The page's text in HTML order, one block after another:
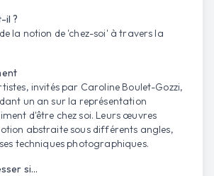
il ?
la notion de 'chez-soi' à travers la
invités par Caroline Boulet-Gozzi,
un an sur la représentation
d'être chez soi. Leurs œuvres
abstraite sous différents angles,
techniques photographiques.
si...